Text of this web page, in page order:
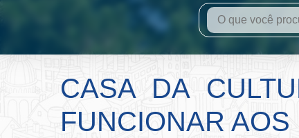
CASA DA
FUNCIONAR